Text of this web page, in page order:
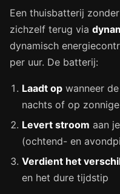
Een thuisbatterij
zichzelf terug via
dynamisch
per uur. De batterij:
Laadt op wanneer
nachts of op
Levert stroom aan
(ochtend- en
Verdient het
en het dure tijdstip